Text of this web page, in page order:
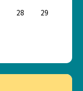
28
29